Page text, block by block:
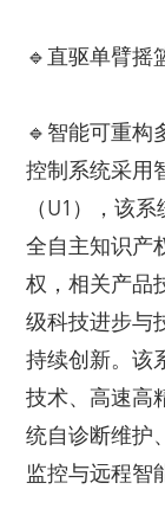
🔹直驱单臂摇
🔹智能可重构
控制系统采用
（U1），该
全自主知识产
权，相关产品
级科技进步与
持续创新。该
技术、高速高
统自诊断维护
监控与远程智